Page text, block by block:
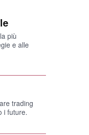
più
e alle
trading
i future.